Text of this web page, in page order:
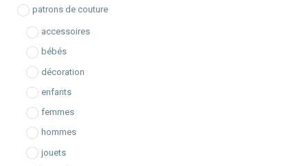
patrons de couture
accessoires
bébés
décoration
enfants
femmes
hommes
jouets